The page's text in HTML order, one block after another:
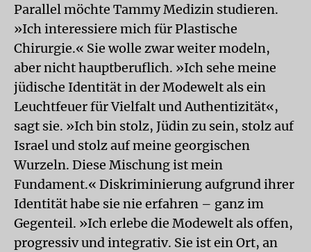
Parallel möchte Tammy Medizin studieren.
»Ich interessiere mich für Plastische
Chirurgie.« Sie wolle zwar weiter modeln,
aber nicht hauptberuflich. »Ich sehe meine
jüdische Identität in der Modewelt als ein
Leuchtfeuer für Vielfalt und Authentizität«,
sagt sie. »Ich bin stolz, Jüdin zu sein, stolz auf
Israel und stolz auf meine georgischen
Wurzeln. Diese Mischung ist mein
Fundament.« Diskriminierung aufgrund ihrer
Identität habe sie nie erfahren – ganz im
Gegenteil. »Ich erlebe die Modewelt als offen,
progressiv und integrativ. Sie ist ein Ort, an